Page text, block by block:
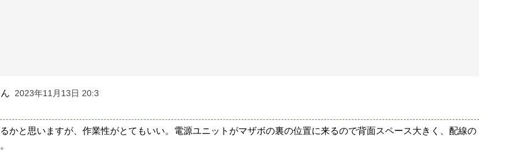
2023年11月13日 20:3
かと思いますが、作業性がとてもいい。電源ユニットがマザボの裏の位置に来るので背面スペース大きく、配線の